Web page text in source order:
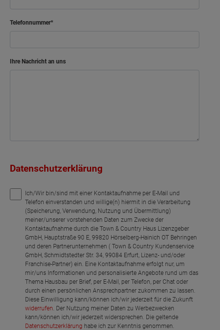
Telefonnummer
Ihre Nachricht an uns
Datenschutzerklärung
Ich/Wir bin/sind mit einer Kontaktaufnahme per E-Mail und
Telefon einverstanden und willige(n) hiermit in die Verarbeitung
(Speicherung, Verwendung, Nutzung und Übermittlung)
meiner/unserer vorstehenden Daten zum Zwecke der
Kontaktaufnahme durch die Town & Country Haus Lizenzgeber
GmbH, Hauptstraße 90 E, 99820 Hörselberg-Hainich OT Behringen
und deren Partnerunternehmen ( Town & Country Kundenservice
GmbH, Schmidtstedter Str. 34, 99084 Erfurt, Lizenz- und/oder
Franchise-Partner) ein. Eine Kontaktaufnahme erfolgt nur, um
mir/uns Informationen und personalisierte Angebote rund um das
Thema Hausbau per Brief, per E-Mail, per Telefon, per Chat oder
durch einen persönlichen Ansprechpartner zukommen zu lassen.
Diese Einwilligung kann/können ich/wir jederzeit für die Zukunft
widerrufen . Der Nutzung meiner Daten zu Werbezwecken
kann/können ich/wir jederzeit widersprechen. Die geltende
Datenschutzerklärung habe ich zur Kenntnis genommen.